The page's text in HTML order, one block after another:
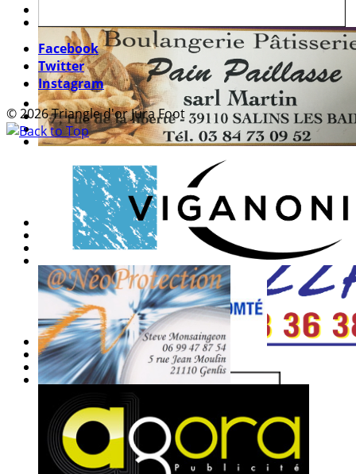
Facebook
Twitter
Instagram
© 2026 Triangle d'or Jura Foot